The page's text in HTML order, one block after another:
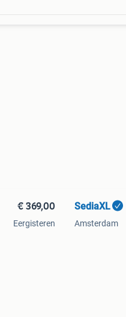
€ 369,00
Eergisteren
SediaXL
Amsterdam